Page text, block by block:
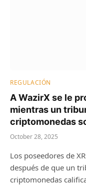
REGULACIÓN
A WazirX se le
mientras un
criptomonedas
October 28, 2025
Los poseedores de
después de que un
criptomonedas